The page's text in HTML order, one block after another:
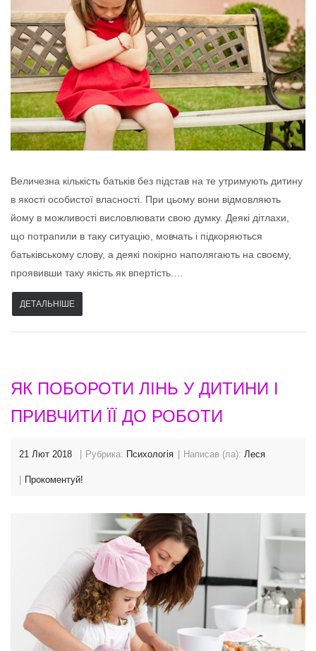
Величезна кількість батьків без підстав на те утримують дитину
в якості особистої власності. При цьому вони відмовляють
йому в можливості висловлювати свою думку. Деякі дітлахи,
що потрапили в таку ситуацію, мовчать і підкоряються
батьківському слову, а деякі покірно наполягають на своєму,
проявивши таку якість як впертість.…
ДЕТАЛЬНІШЕ
ЯК ПОБОРОТИ ЛІНЬ У ДИТИНИ І
ПРИВЧИТИ ЇЇ ДО РОБОТИ
21 Лют 2018 Рубрика: Психологія Написав (ла): Леся
Прокоментуй!